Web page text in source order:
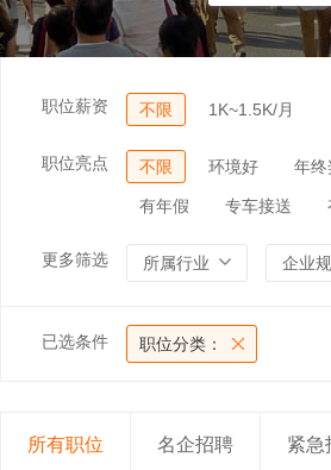
职位薪资 不限 1K~1.5K/月
职位亮点 不限 环境好 年终
有年假 专车接送
更多筛选 所属行业 企业
已选条件 职位分类：
所有职位 名企招聘 紧急